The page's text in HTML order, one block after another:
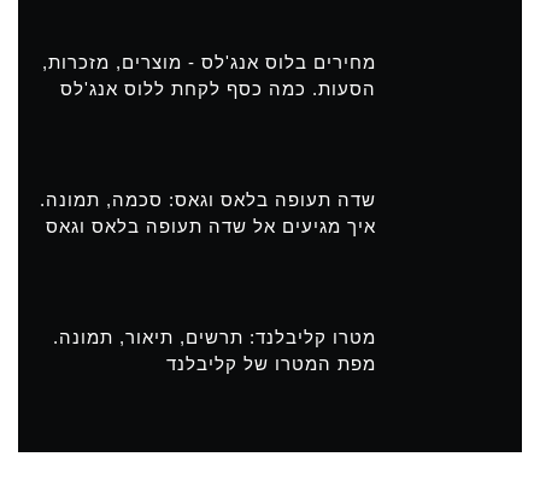
מחירים בלוס אנג'לס - מוצרים, מזכרות,
הסעות. כמה כסף לקחת ללוס אנג'לס
שדה תעופה בלאס וגאס: סכמה, תמונה.
איך מגיעים אל שדה תעופה בלאס וגאס
מטרו קליבלנד: תרשים, תיאור, תמונה.
מפת המטרו של קליבלנד